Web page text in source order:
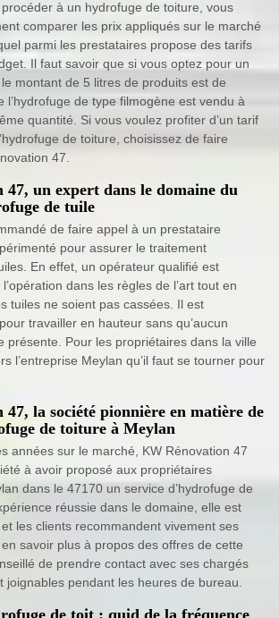
à un hydrofuge de toiture, vous
comparer les prix appliqués sur le marché
parmi les prestataires propose des tarifs
Il faut savoir que si vous optez pour un
montant de 5 litres de produits est de
l’hydrofuge de type filmogène est vendu à
quantité. Si vous voulez profiter d’un tarif
de toiture, choisissez de faire
47.
un expert dans le domaine du
de tuile
de faire appel à un prestataire
pour assurer le traitement
En effet, un opérateur qualifié est
dans les règles de l’art tout en
tuiles ne soient pas cassées. Il est
travailler en hauteur sans qu’aucun
présente. Pour les propriétaires dans la ville
l’entreprise Meylan qu’il faut se tourner pour
la société pionnière en matière de
de toiture à Meylan
années sur le marché, KW Rénovation 47
à avoir proposé aux propriétaires
dans le 47170 un service d’hydrofuge de
réussie dans le domaine, elle est
les clients recommandent vivement ses
savoir plus à propos des offres de cette
de prendre contact avec ses chargés
joignables pendant les heures de bureau.
de toit : quid de la fréquence